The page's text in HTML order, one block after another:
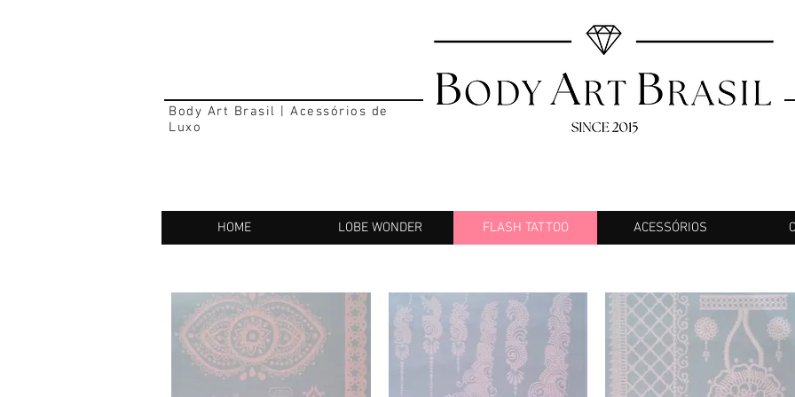
Body Art Brasil | Acessórios de
Luxo
HOME LOBE WONDER FLASH TATTOO ACESSÓRIOS